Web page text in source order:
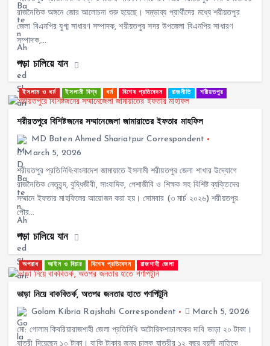
রাজনৈতিক অঙ্গনে জোর আলোচনা শুরু হয়েছে। সম্ভাব্য প্রার্থীদের মধ্যে শরীয়তপুর
জেলা বিএনপির যুগ্ম সাধারণ সম্পাদক, শরীয়তপুর সদর উপজেলা বিএনপির সাধারণ
সম্পাদক,…
পড়া চালিয়ে যান
ইসলাম ও ধর্ম ইসলামী বিশ্ব ধর্ম বিশেষ প্রতিবেদন রাজনীতি শরীয়তপুর
শরীয়তপুরে বিশিষ্টজনের সম্মানেজেলা জামায়াতের ইফতার মাহফিল
MD Baten Ahmed Shariatpur Correspondent
March 5, 2026
শরীয়তপুর প্রতিনিধি:বাংলাদেশ জামায়াতে ইসলামী শরীয়তপুর জেলা শাখার উদ্যোগে
রাজনৈতিক নেতৃবৃন্দ, বুদ্ধিজীবী, সাংবাদিক, পেশাজীবি ও শিক্ষক সহ বিশিষ্ট ব্যক্তিদের
সম্মানে ইফতার মাহফিলের আয়োজন করা হয়। সোমবার (৩ মার্চ ২০২৬) শরীয়তপুর
পৌর…
পড়া চালিয়ে যান
অপরাধ আইন ও বিচার বিশেষ প্রতিবেদন রাজশাহী জেলা
ভাড়া নিয়ে বাকবিতর্ক, অতপর জনতার হাতে গণপিটুনি
Golam Kibria Rajshahi Correspondent
March 5, 2026
মো: গোলাম কিবরিয়ারাজশাহী জেলা প্রতিনিধি অটোরিকশাচালকের দাবি ভাড়া ২০ টাকা।
যাত্রী দিয়েছেন ১০ টাকা। বাকি টাকার জন্য চালক যাত্রীর ১২ বছর বয়সী নাতিকে